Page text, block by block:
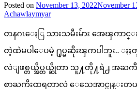
Posted on November 13, 2022November
Achawlaymyar
တနဂၤေႏြ သားသမီးမ်ား အေၾကာ
တဲ့ထဲမပါေပမဲ့ ႐ုပ္မဆိုးၾကပါဘူး.. ႏႈ
လဲျဖစ္တယ္အိပ္တယ္ဆိုတာ သူ႔တို႔ရဲ႕ အႀကီး
စာႀကီးထရတာလဲ ေသေအာင္မုန္း